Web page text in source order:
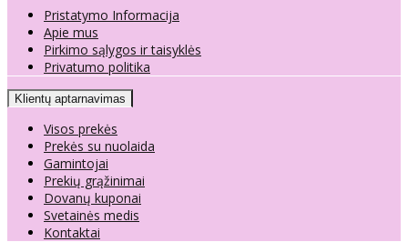
Pristatymo Informacija
Apie mus
Pirkimo sąlygos ir taisyklės
Privatumo politika
Klientų aptarnavimas
Visos prekės
Prekės su nuolaida
Gamintojai
Prekių grąžinimai
Dovanų kuponai
Svetainės medis
Kontaktai